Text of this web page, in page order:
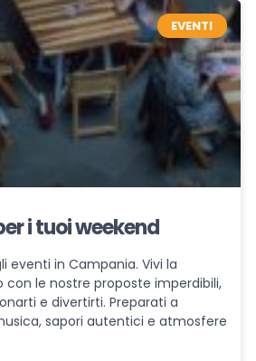
EVENTI
i tuoi weekend
eventi in Campania. Vivi la
con le nostre proposte imperdibili,
e divertirti. Preparati a
sapori autentici e atmosfere